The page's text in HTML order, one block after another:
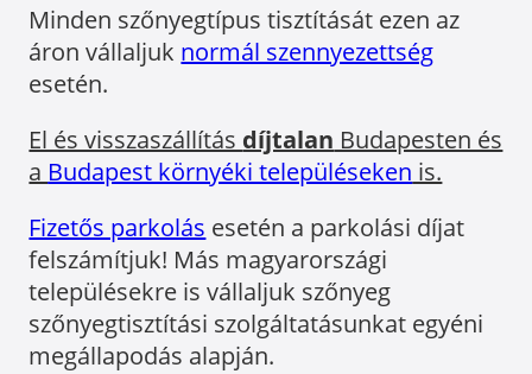
Minden szőnyegtípus tisztítását ezen az
áron vállaljuk normál szennyezettség
esetén.
El és visszaszállítás díjtalan Budapesten és
a Budapest környéki településeken is.
Fizetős parkolás esetén a parkolási díjat
felszámítjuk! Más magyarországi
településekre is vállaljuk szőnyeg
szőnyegtisztítási szolgáltatásunkat egyéni
megállapodás alapján.